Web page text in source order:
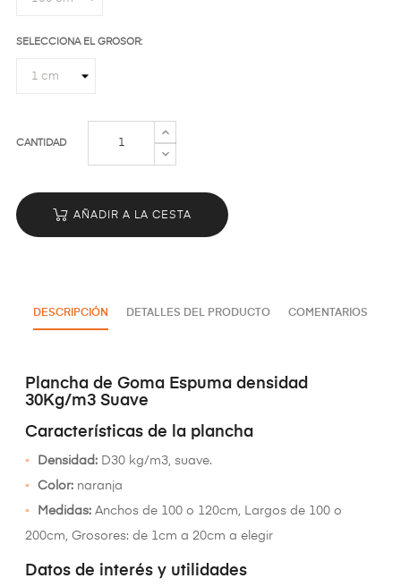
SELECCIONA EL GROSOR:
CANTIDAD
AÑADIR A LA CESTA
DESCRIPCIÓN DETALLES DEL PRODUCTO COMENTARIOS
Plancha de Goma Espuma densidad
30Kg/m3 Suave
Características de la plancha
Densidad: D30 kg/m3, suave.
Color: naranja
Medidas: Anchos de 100 o 120cm, Largos de 100 o
200cm, Grosores: de 1cm a 20cm a elegir
Datos de interés y utilidades